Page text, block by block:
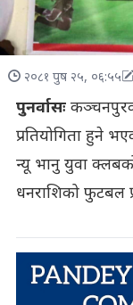
२०८१ पुष २५, ०६:५५
पुनर्वासःकञ्चनपुरको
प्रतियोगिता हुने
न्यू भानु युवा
धनराशिको फुटबल